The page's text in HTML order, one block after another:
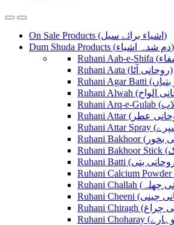
On Sale Products (اشیاء برائے سیل)
Dum Shuda Products (دم شدہ اشیاء)
Ruhani Aata (روحانی آٹا)